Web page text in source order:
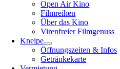
Open Air Kino
Filmreihen
Über das Kino
Virenfreier Filmgenuss
Kneipe
Öffnungszeiten & Infos
Getränkekarte